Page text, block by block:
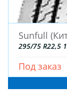
Sunfull
295/75 R22,5
Под заказ